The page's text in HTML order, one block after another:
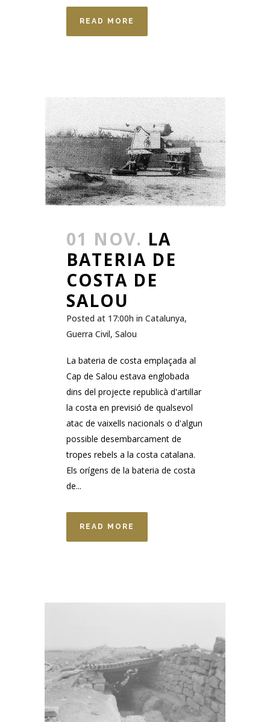
READ MORE
01 NOV. LA
BATERIA DE
COSTA DE
SALOU
Posted at 17:00h in Catalunya,
Guerra Civil, Salou
La bateria de costa emplaçada al
Cap de Salou estava englobada
dins del projecte republicà d'artillar
la costa en previsió de qualsevol
atac de vaixells nacionals o d'algun
possible desembarcament de
tropes rebels a la costa catalana.
Els orígens de la bateria de costa
de...
READ MORE